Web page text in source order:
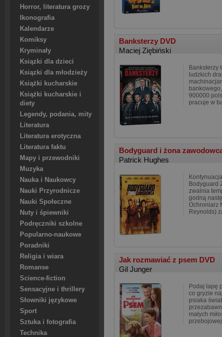
Horror, literatura grozy
Ikonografia
Kalendarze
Komiksy
Kryminały
Ksiązki dla dzieci
Ksiązki dla młodzieży
Książki kucharskie
Książki kucharskie i
diety
Legendy, podania, mity
Literatura
Literatura erotyczna
Literatura faktu
Mapy i przewodniki
Muzyka
Nauka i Naukowcy
Nauki Przyrodnicze
Nauki Społeczne
Nuty i śpiewniki
Podręczniki szkolne
Popularno-naukowe
Poradniki
Religia i wiara
Romanse
Science-fiction
Sensacyjne i thrillery
Słowniki językowe
Sport
Sztuka i fotografia
Technika
Banksterzy DVD
Maciej Ziębiński
Banksterzy
ludzkich
900000
pracuje w
Bodyguard i żona
Patrick Hughes
Bodyguard
zwalnia
godną
Ochroniarz
Reynolds)
Jak rozmawiać z psem DVD
Gil Junger
Podaj łapę
co gryzie
psiaka
małych